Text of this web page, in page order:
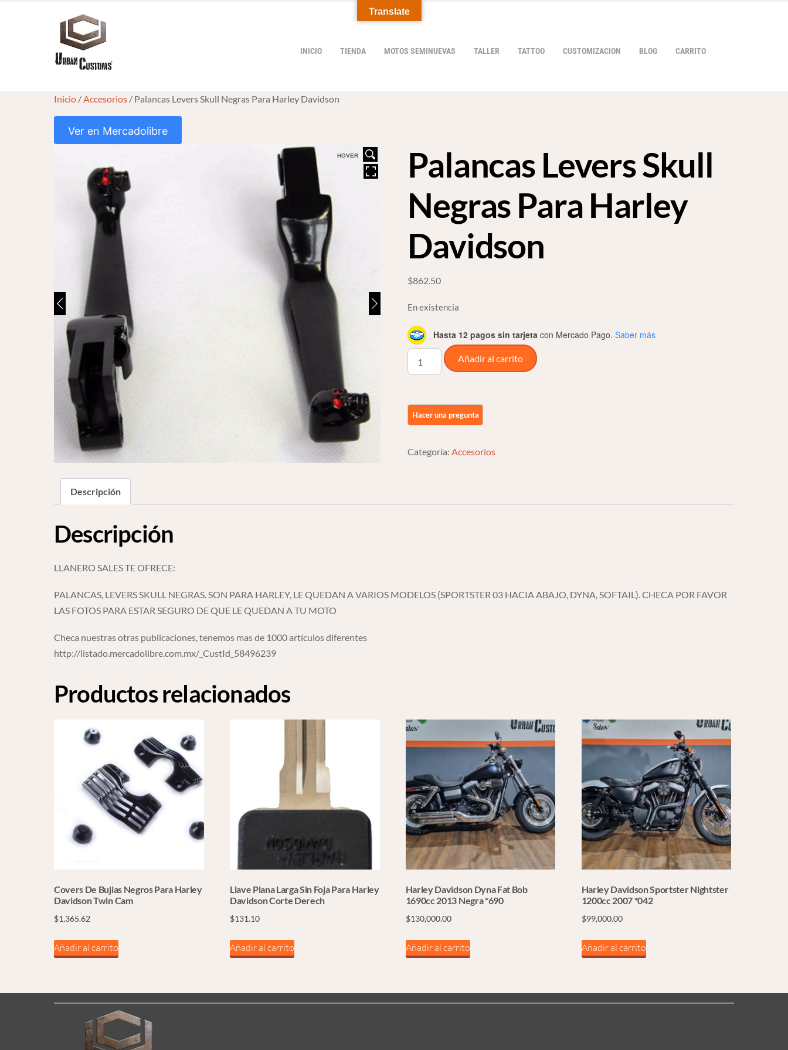
INICIO TIENDA MOTOS SEMINUEVAS TALLER TATTOO CUSTOMIZACION BLOG CARRITO
Inicio /Accesorios / Palancas Levers Skull Negras Para Harley Davidson
Ver en Mercadolibre
HOVER
Palancas Levers Skull
Negras Para Harley
Davidson
$862.50
En existencia
Hasta 12 pagos sin tarjeta con Mercado Pago. Saber más
Palancas
Levers
Para
Davidson
Añadir al carrito
Categoría:Accesorios
Descripción
Descripción
LLANERO SALES TE OFRECE:
PALANCAS, LEVERS SKULL NEGRAS. SON PARA HARLEY, LE QUEDAN A VARIOS MODELOS (SPORTSTER 03 HACIA ABAJO, DYNA, SOFTAIL). CHECA POR FAVOR
LAS FOTOS PARA ESTAR SEGURO DE QUE LE QUEDAN A TU MOTO
Checa nuestras otras publicaciones, tenemos mas de 1000 artículos diferentes
http://listado.mercadolibre.com.mx/_CustId_58496239
Productos relacionados
Covers De Bujias Negros Para Harley
Davidson Twin Cam
$1,365.62
Añadir al carrito
Llave Plana Larga Sin Foja Para Harley
Davidson Corte Derech
$131.10
Añadir al carrito
Harley Davidson Dyna Fat Bob
1690cc 2013 Negra *690
$130,000.00
Añadir al carrito
Harley Davidson Sportster Nightster
1200cc 2007 *042
$99,000.00
Añadir al carrito
Translate